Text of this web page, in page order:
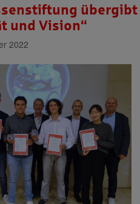
übergibt
und Vision“
2022